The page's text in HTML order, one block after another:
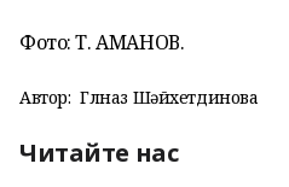
Фото: Т. АМАНОВ.
Автор: Гөлназ Шәйхетдинова
Читайте нас